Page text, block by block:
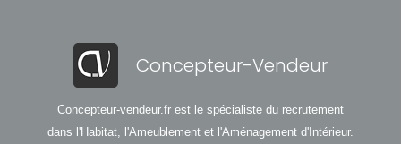
Concepteur-Vendeur
Concepteur-vendeur.fr est le spécialiste du recrutement
dans l'Habitat, l'Ameublement et l'Aménagement d'Intérieur.